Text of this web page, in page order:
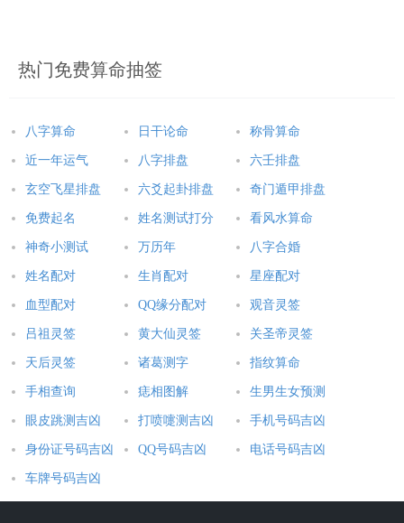
热门免费算命抽签
八字算命 日干论命 称骨算命
近一年运气 八字排盘 六壬排盘
玄空飞星排盘 六爻起卦排盘 奇门遁甲排盘
免费起名 姓名测试打分 看风水算命
神奇小测试 万历年 八字合婚
姓名配对 生肖配对 星座配对
血型配对 QQ缘分配对 观音灵签
吕祖灵签 黄大仙灵签 关圣帝灵签
天后灵签 诸葛测字 指纹算命
手相查询 痣相图解 生男生女预测
眼皮跳测吉凶 打喷嚏测吉凶 手机号码吉凶
身份证号码吉凶 QQ号码吉凶 电话号码吉凶
车牌号码吉凶